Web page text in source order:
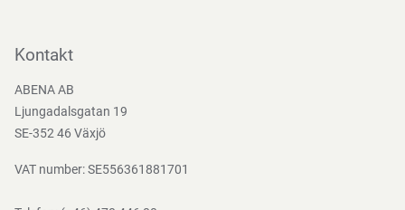
Bli kund
Nedladdningar
Kontakt
ABENA AB
Ljungadalsgatan 19
SE-352 46 Växjö
VAT number: SE556361881701